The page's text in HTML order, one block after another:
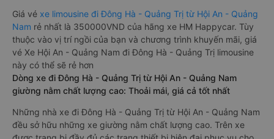
Giá vé xe limousine đi Đông Hà - Quảng Trị từ Hội An - Quảng
Nam rẻ nhất là 350000VND của hãng xe HM Happycar. Tùy
thuộc vào vị trí ngồi của bạn và chương trình khuyến mãi, giá
vé Xe Hội An - Quảng Nam đi Đông Hà - Quảng Trị limousine
này có thể sẽ rẻ hơn
Dòng xe đi Đông Hà - Quảng Trị từ Hội An - Quảng Nam
giường nằm chất lượng cao: Thoải mái, giá cả tốt nhất
Những nhà xe đi Đông Hà - Quảng Trị từ Hội An - Quảng Nam
đều sở hữu những xe giường nằm chất lượng cao. Trên xe